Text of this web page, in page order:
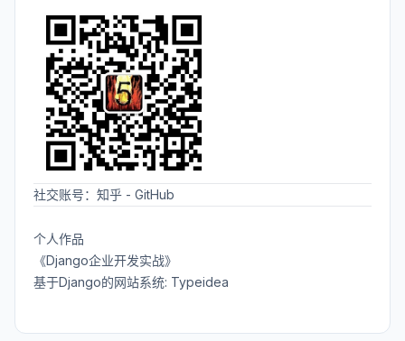
社交账号： 知乎 - GitHub
个人作品
《Django企业开发实战》
基于Django的网站系统: Typeidea